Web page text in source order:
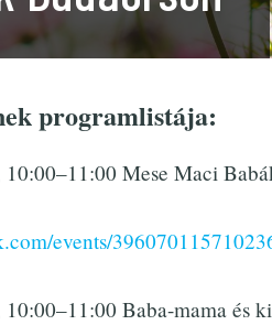
programlistája:
Mese Maci
events/
Baba-mama és